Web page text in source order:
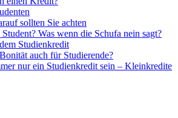
sollten Sie achten
Was wenn die Schufa nein sagt?
Studienkredit
auch für Studierende?
nur ein Studienkredit sein – Kleinkredite